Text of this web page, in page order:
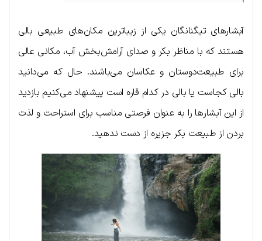
آبشارهای تیگنانگان یکی از زیباترین مکان‌های طبیعی بالی
هستند که با مناظر بکر و صدای آرامش‌بخش آب، مکانی عالی
برای طبیعت‌دوستان و عکاسان می‌باشند. حال که می‌دانید
بالی کجاست یا بالی در کدام قاره است پیشنهاد می‌کنیم بازدید
از این آبشارها را به عنوان فرصتی مناسب برای استراحت و لذت
بردن از طبیعت بکر جزیره از دست ندهید.